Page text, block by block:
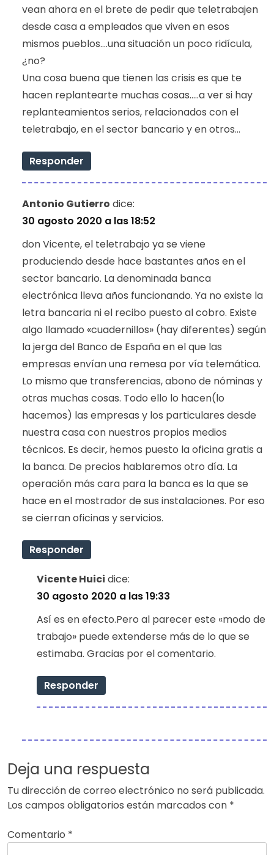
vean ahora en el brete de pedir que teletrabajen
desde casa a empleados que viven en esos
mismos pueblos….una situación un poco ridícula,
¿no?
Una cosa buena que tienen las crisis es que te
hacen replantearte muchas cosas…..a ver si hay
replanteamientos serios, relacionados con el
teletrabajo, en el sector bancario y en otros…
Responder
Antonio Gutierro dice:
30 agosto 2020 a las 18:52
don Vicente, el teletrabajo ya se viene
produciendo desde hace bastantes años en el
sector bancario. La denominada banca
electrónica lleva años funcionando. Ya no existe la
letra bancaria ni el recibo puesto al cobro. Existe
algo llamado «cuadernillos» (hay diferentes) según
la jerga del Banco de España en el que las
empresas envían una remesa por vía telemática.
Lo mismo que transferencias, abono de nóminas y
otras muchas cosas. Todo ello lo hacen(lo
hacemos) las empresas y los particulares desde
nuestra casa con nuestros propios medios
técnicos. Es decir, hemos puesto la oficina gratis a
la banca. De precios hablaremos otro día. La
operación más cara para la banca es la que se
hace en el mostrador de sus instalaciones. Por eso
se cierran oficinas y servicios.
Responder
Vicente Huici dice:
30 agosto 2020 a las 19:33
Así es en efecto.Pero al parecer este «modo de
trabajo» puede extenderse más de lo que se
estimaba. Gracias por el comentario.
Responder
Deja una respuesta
Tu dirección de correo electrónico no será publicada.
Los campos obligatorios están marcados con *
Comentario *